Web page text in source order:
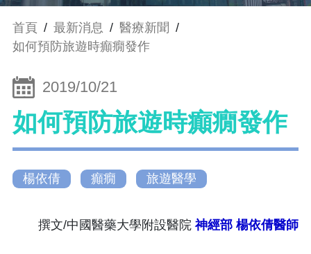
首頁 / 最新消息 / 醫療新聞 /
如何預防旅遊時癲癇發作
2019/10/21
如何預防旅遊時癲癇發作
楊依倩 癲癇 旅遊醫學
撰文/中國醫藥大學附設醫院 神經部 楊依倩醫師